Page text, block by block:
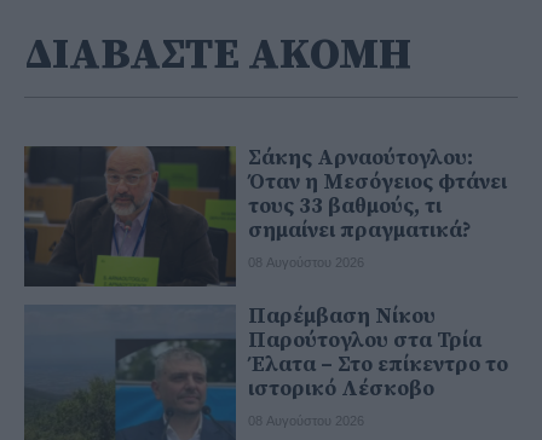
ΔΙΑΒΑΣΤΕ ΑΚΟΜΗ
Σάκης Αρναούτογλου:
Όταν η Μεσόγειος φτάνει
τους 33 βαθμούς, τι
σημαίνει πραγματικά?
08 Αυγούστου 2026
Παρέμβαση Νίκου
Παρούτογλου στα Τρία
Έλατα – Στο επίκεντρο το
ιστορικό Λέσκοβο
08 Αυγούστου 2026